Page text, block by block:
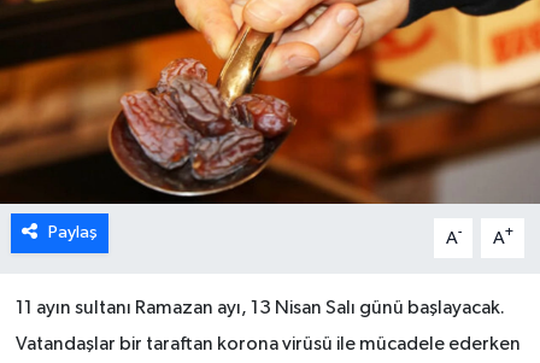
Paylaş A- A+
11 ayın sultanı Ramazan ayı, 13 Nisan Salı günü başlayacak.
Vatandaşlar bir taraftan korona virüsü ile mücadele ederken